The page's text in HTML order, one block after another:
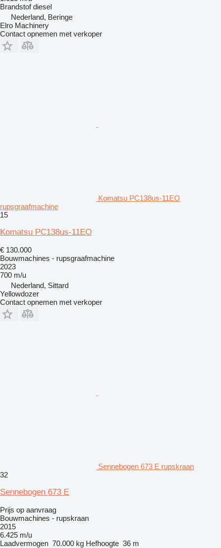
Brandstof diesel
Nederland, Beringe
Elro Machinery
Contact opnemen met verkoper
Komatsu PC138us-11EO
rupsgraafmachine
15
Komatsu PC138us-11EO
€ 130.000
Bouwmachines - rupsgraafmachine
2023
700 m/u
Nederland, Sittard
Yellowdozer
Contact opnemen met verkoper
Sennebogen 673 E rupskraan
32
Sennebogen 673 E
Prijs op aanvraag
Bouwmachines - rupskraan
2015
6.425 m/u
Laadvermogen 70.000 kg Hefhoogte 36 m